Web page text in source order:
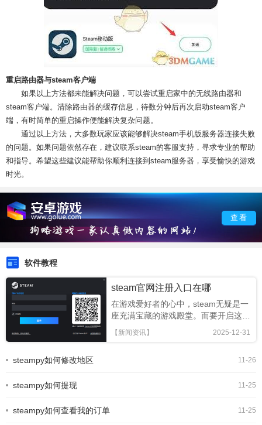
重启路由器与steam客户端
如果以上方法都未能解决问题，可以尝试重启家中的无线路由器和
steam客户端。清除路由器的缓存信息，待数分钟后再次启动steam客户
端，有时简单的重启操作便能解决复杂问题。
通过以上方法，大多数玩家应该能够解决steam手机版服务器连接失败
的问题。如果问题依然存在，建议联系steam的客服支持，寻求专业的帮助
和指导。希望这些建议能帮助你顺利连接到steam服务器，享受愉快的游戏
时光。
查看
软件教程
steam官网注册入口在哪
在游戏爱好者的心中，steam无疑是一
座充满宝藏的游戏殿堂。而要开启这座
殿堂的大门，找到正确的steam官网注
册入口至关重要。为何选择
戏，从惊险刺激的动作射击游戏，到引
2025-12-31
【新闻资讯】
11-26
steampy如何修改地区
11-25
steampy如何提现
11-25
steampy如何查看我的订单